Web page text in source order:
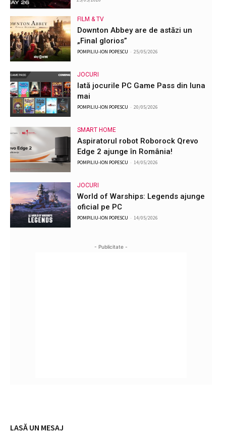
FILM & TV
Downton Abbey are de astăzi un
„Final glorios”
POMPILIU-ION POPESCU - 25/05/2026
JOCURI
Iată jocurile PC Game Pass din luna
mai
POMPILIU-ION POPESCU - 20/05/2026
SMART HOME
Aspiratorul robot Roborock Qrevo
Edge 2 ajunge în România!
POMPILIU-ION POPESCU - 14/05/2026
JOCURI
World of Warships: Legends ajunge
oficial pe PC
POMPILIU-ION POPESCU - 14/05/2026
- Publicitate -
LASĂ UN MESAJ